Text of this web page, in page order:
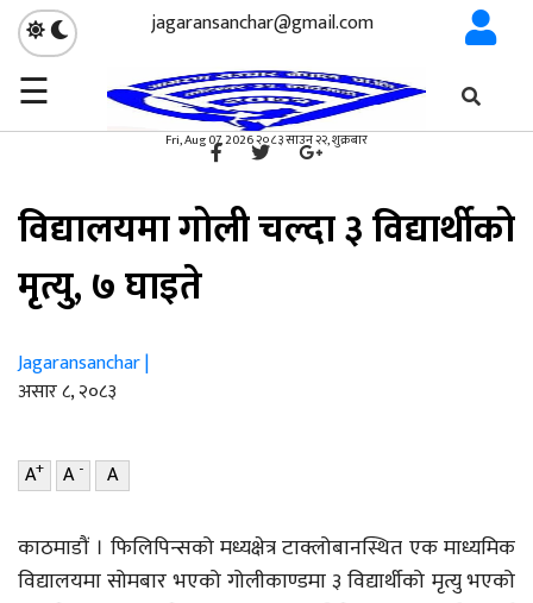
jagaransanchar@gmail.com
☰
Fri, Aug 07, 2026 २०८३ साउन २२, शुक्रबार
×
गृहपृष्ठ विश्व
विश्व
विद्यालयमा गोली चल्दा ३ विद्यार्थीको
मृत्यु, ७ घाइते
Jagaransanchar |
असार ८, २०८३
A+ A- A
काठमाडौं । फिलिपिन्सको मध्यक्षेत्र टाक्लोबानस्थित एक माध्यमिक
विद्यालयमा सोमबार भएको गोलीकाण्डमा ३ विद्यार्थीको मृत्यु भएको